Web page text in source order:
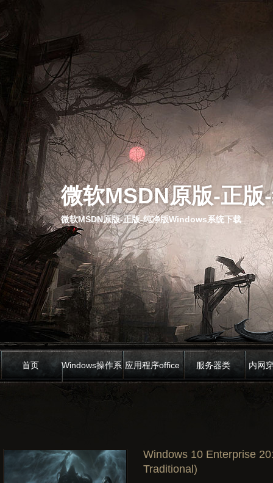
微软MSDN原版-正
微软MSDN原版-正版-纯净版Windows系统下载
首页 Windows操作系 应用程序office 服务器类 内网
Windows 10 Enterprise
Traditional)